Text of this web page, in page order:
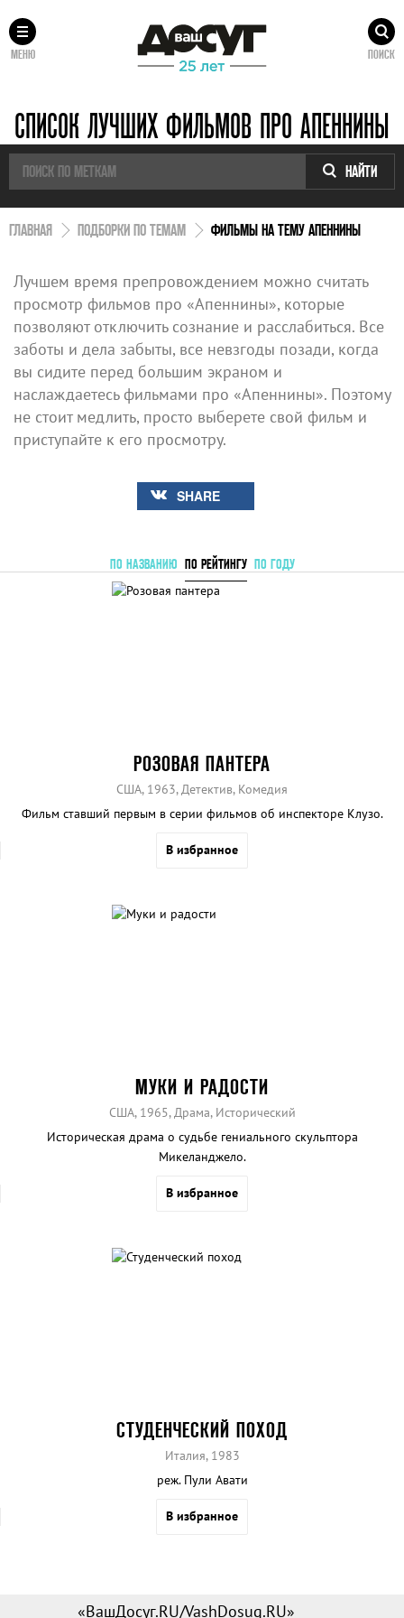
МЕНЮ ПОИСК
СПИСОК ЛУЧШИХ ФИЛЬМОВ ПРО АПЕННИНЫ
НАЙТИ
ГЛАВНАЯ ПОДБОРКИ ПО ТЕМАМ ФИЛЬМЫ НА ТЕМУ АПЕННИНЫ
Лучшем время препровождением можно считать
просмотр фильмов про «Апеннины», которые
позволяют отключить сознание и расслабиться. Все
заботы и дела забыты, все невзгоды позади, когда
вы сидите перед большим экраном и
наслаждаетесь фильмами про «Апеннины». Поэтому
не стоит медлить, просто выберете свой фильм и
приступайте к его просмотру.
SHARE
ПО НАЗВАНИЮ ПО РЕЙТИНГУ ПО ГОДУ
РОЗОВАЯ ПАНТЕРА
США, 1963, Детектив, Комедия
Фильм ставший первым в серии фильмов об инспекторе Клузо.
В избранное
МУКИ И РАДОСТИ
США, 1965, Драма, Исторический
Историческая драма о судьбе гениального скульптора
Микеланджело.
В избранное
СТУДЕНЧЕСКИЙ ПОХОД
Италия, 1983
реж. Пули Авати
В избранное
«ВашДосуг.RU/VashDosug.RU»